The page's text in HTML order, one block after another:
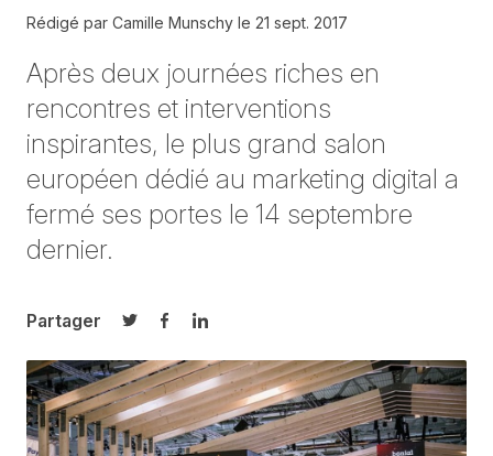
Rédigé par Camille Munschy le 21 sept. 2017
Après deux journées riches en
rencontres et interventions
inspirantes, le plus grand salon
européen dédié au marketing digital a
fermé ses portes le 14 septembre
dernier.
Partager
Partager sur Twitter
Partager sur Facebook
Partager sur LinkedIn